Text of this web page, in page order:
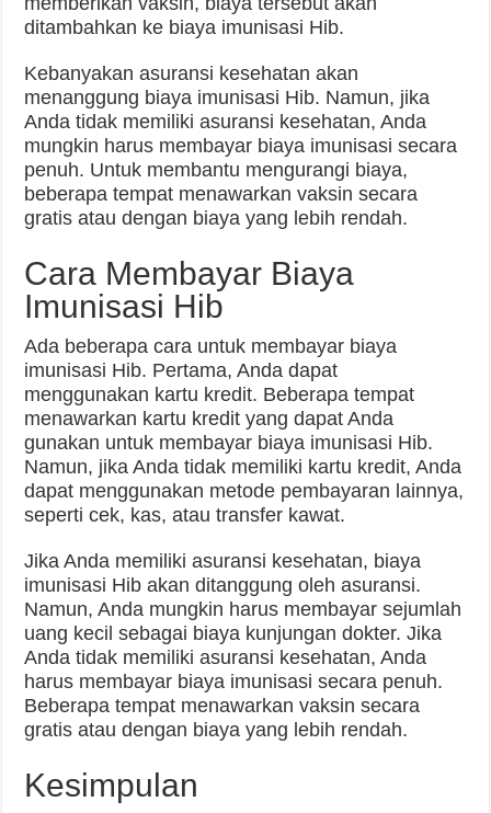
ditambahkan ke biaya imunisasi Hib.
Kebanyakan asuransi kesehatan akan
menanggung biaya imunisasi Hib. Namun, jika
Anda tidak memiliki asuransi kesehatan, Anda
mungkin harus membayar biaya imunisasi secara
penuh. Untuk membantu mengurangi biaya,
beberapa tempat menawarkan vaksin secara
gratis atau dengan biaya yang lebih rendah.
Cara Membayar Biaya
Imunisasi Hib
Ada beberapa cara untuk membayar biaya
imunisasi Hib. Pertama, Anda dapat
menggunakan kartu kredit. Beberapa tempat
menawarkan kartu kredit yang dapat Anda
gunakan untuk membayar biaya imunisasi Hib.
Namun, jika Anda tidak memiliki kartu kredit, Anda
dapat menggunakan metode pembayaran lainnya,
seperti cek, kas, atau transfer kawat.
Jika Anda memiliki asuransi kesehatan, biaya
imunisasi Hib akan ditanggung oleh asuransi.
Namun, Anda mungkin harus membayar sejumlah
uang kecil sebagai biaya kunjungan dokter. Jika
Anda tidak memiliki asuransi kesehatan, Anda
harus membayar biaya imunisasi secara penuh.
Beberapa tempat menawarkan vaksin secara
gratis atau dengan biaya yang lebih rendah.
Kesimpulan